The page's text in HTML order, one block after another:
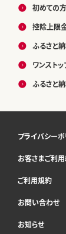
初めての
控除上限
ふるさと
ワンスト
ふるさと納
プライバシーポ
お客さまご利
ご利用規約
お問い合わせ
お知らせ